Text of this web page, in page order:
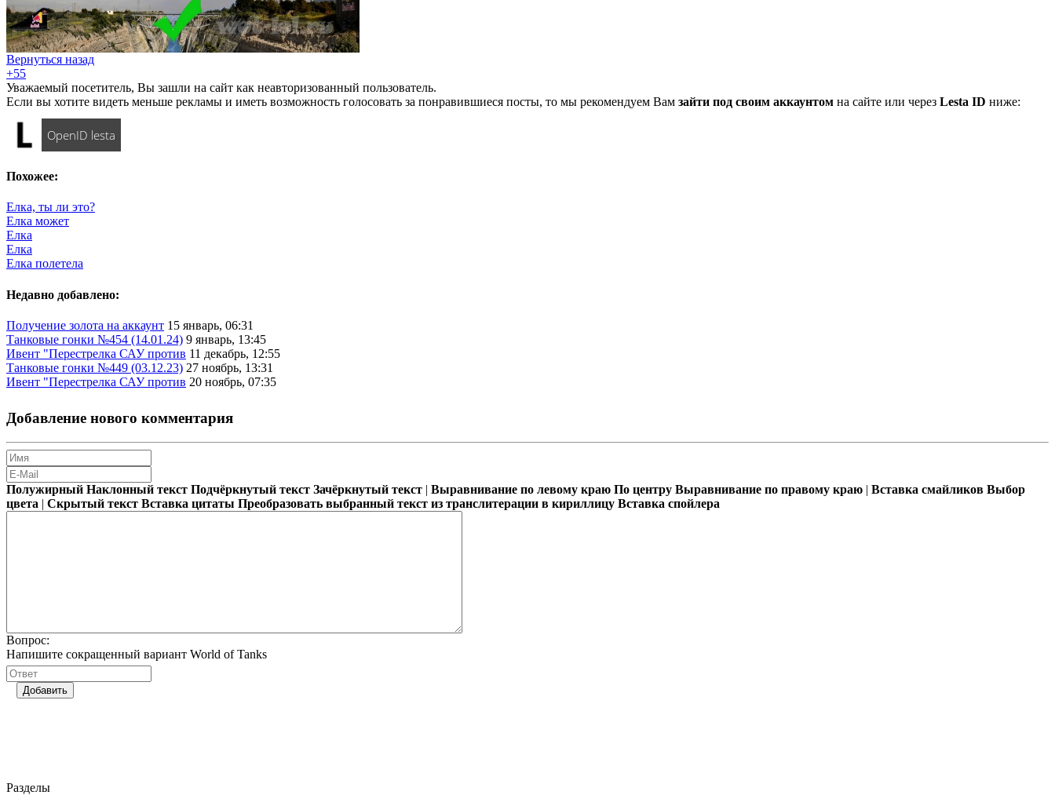
Вернуться назад
+55
Уважаемый посетитель, Вы зашли на сайт как неавторизованный пользователь.
Если вы хотите видеть меньше рекламы и иметь возможность голосовать за понравившиеся посты, то мы рекомендуем Вам зайти под своим аккаунтом на сайте или через Lesta ID ниже:
OpenID lesta
Похожее:
Елка, ты ли это?
Елка может
Елка
Елка
Елка полетела
Недавно добавлено:
Получение золота на аккаунт 15 январь, 06:31
Танковые гонки №454 (14.01.24) 9 январь, 13:45
Ивент "Перестрелка САУ против 11 декабрь, 12:55
Танковые гонки №449 (03.12.23) 27 ноябрь, 13:31
Ивент "Перестрелка САУ против 20 ноябрь, 07:35
Добавление нового комментария
Полужирный Наклонный текст Подчёркнутый текст Зачёркнутый текст | Выравнивание по левому краю По центру Выравнивание по правому краю | Вставка смайликов Выбор
цвета | Скрытый текст Вставка цитаты Преобразовать выбранный текст из транслитерации в кириллицу Вставка спойлера
Вопрос:
Напишите сокращенный вариант World of Tanks
Добавить
Разделы